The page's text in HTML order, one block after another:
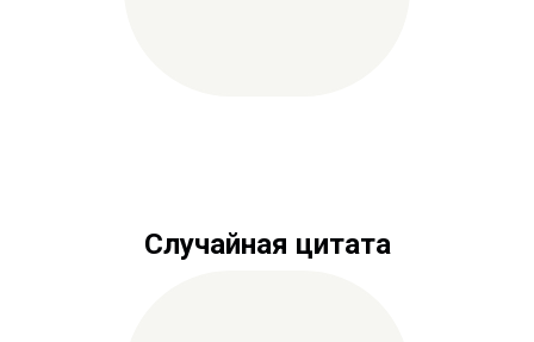
Случайная цитата